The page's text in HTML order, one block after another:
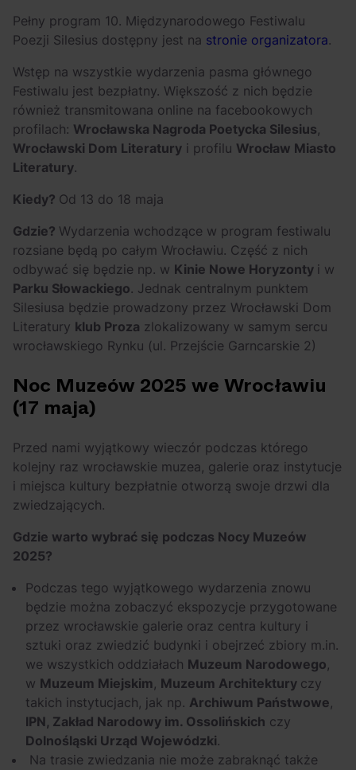
Pełny program 10. Międzynarodowego Festiwalu
Poezji Silesius dostępny jest na stronie organizatora.
Wstęp na wszystkie wydarzenia pasma głównego
Festiwalu jest bezpłatny. Większość z nich będzie
również transmitowana online na facebookowych
profilach: Wrocławska Nagroda Poetycka Silesius,
Wrocławski Dom Literatury i profilu Wrocław Miasto
Literatury.
Kiedy? Od 13 do 18 maja
Gdzie? Wydarzenia wchodzące w program festiwalu
rozsiane będą po całym Wrocławiu. Część z nich
odbywać się będzie np. w Kinie Nowe Horyzonty i w
Parku Słowackiego. Jednak centralnym punktem
Silesiusa będzie prowadzony przez Wrocławski Dom
Literatury klub Proza zlokalizowany w samym sercu
wrocławskiego Rynku (ul. Przejście Garncarskie 2)
Noc Muzeów 2025 we Wrocławiu
(17 maja)
Przed nami wyjątkowy wieczór podczas którego
kolejny raz wrocławskie muzea, galerie oraz instytucje
i miejsca kultury bezpłatnie otworzą swoje drzwi dla
zwiedzających.
Gdzie warto wybrać się podczas Nocy Muzeów
2025?
Podczas tego wyjątkowego wydarzenia znowu
będzie można zobaczyć ekspozycje przygotowane
przez wrocławskie galerie oraz centra kultury i
sztuki oraz zwiedzić budynki i obejrzeć zbiory m.in.
we wszystkich oddziałach Muzeum Narodowego,
w Muzeum Miejskim, Muzeum Architektury czy
takich instytucjach, jak np. Archiwum Państwowe,
IPN, Zakład Narodowy im. Ossolińskich czy
Dolnośląski Urząd Wojewódzki.
Na trasie zwiedzania nie może zabraknąć także